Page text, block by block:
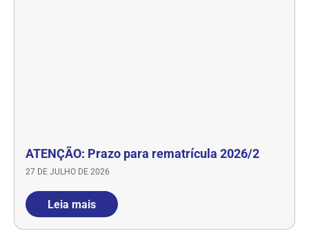
ATENÇÃO: Prazo para rematrícula 2026/2
27 DE JULHO DE 2026
Leia mais